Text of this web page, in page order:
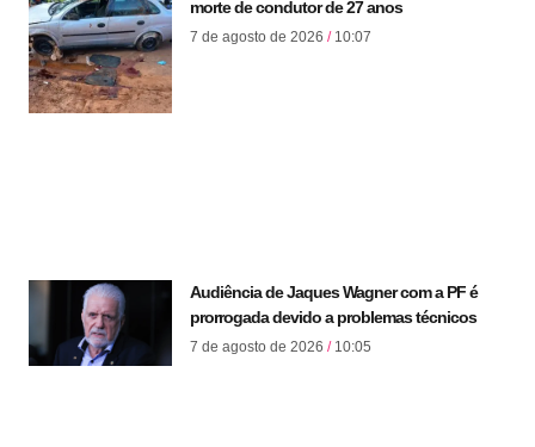
morte de condutor de 27 anos
7 de agosto de 2026 10:07
Audiência de Jaques Wagner com a PF é
prorrogada devido a problemas técnicos
7 de agosto de 2026 10:05